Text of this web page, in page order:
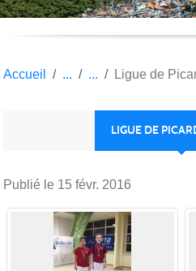
Accueil Ligue de
LIGUE DE
Publié le 15 févr. 2016